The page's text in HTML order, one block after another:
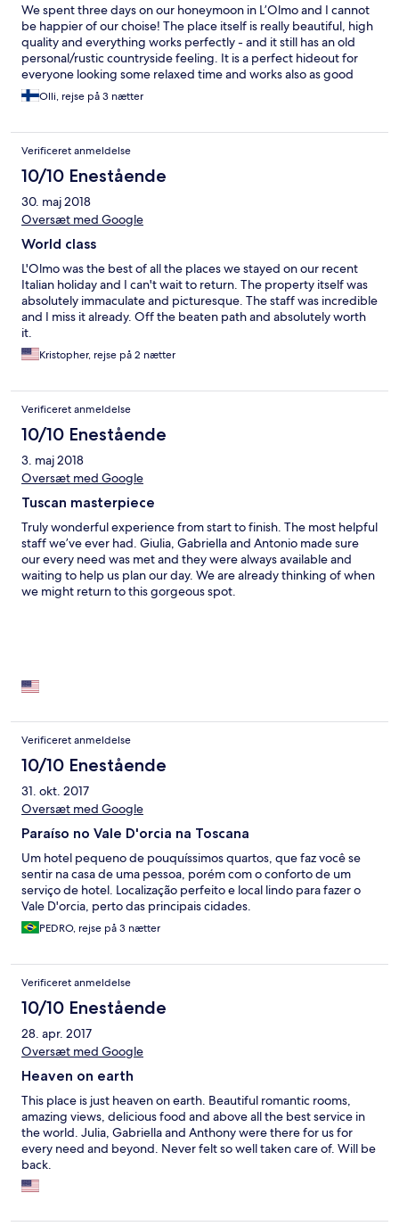
We spent three days on our honeymoon in L’Olmo and I cannot
be happier of our choise! The place itself is really beautiful, high
quality and everything works perfectly - and it still has an old
personal/rustic countryside feeling. It is a perfect hideout for
everyone looking some relaxed time and works also as good
base to visit other nearby places. L’Olmo’s pool has an amazing
view as a cherry on the top. All this with super nice staff makes
Olli, rejse på 3 nætter
Verificeret anmeldelse
10/10 Enestående
30. maj 2018
Oversæt med Google
World class
L'Olmo was the best of all the places we stayed on our recent
Italian holiday and I can't wait to return. The property itself was
absolutely immaculate and picturesque. The staff was incredible
and I miss it already. Off the beaten path and absolutely worth
it.
Kristopher, rejse på 2 nætter
Verificeret anmeldelse
10/10 Enestående
3. maj 2018
Oversæt med Google
Tuscan masterpiece
Truly wonderful experience from start to finish. The most helpful
staff we’ve ever had. Giulia, Gabriella and Antonio made sure
our every need was met and they were always available and
waiting to help us plan our day. We are already thinking of when
we might return to this gorgeous spot.
Verificeret anmeldelse
10/10 Enestående
31. okt. 2017
Oversæt med Google
Paraíso no Vale D'orcia na Toscana
Um hotel pequeno de pouquíssimos quartos, que faz você se
sentir na casa de uma pessoa, porém com o conforto de um
serviço de hotel. Localização perfeito e local lindo para fazer o
Vale D'orcia, perto das principais cidades.
PEDRO, rejse på 3 nætter
Verificeret anmeldelse
10/10 Enestående
28. apr. 2017
Oversæt med Google
Heaven on earth
This place is just heaven on earth. Beautiful romantic rooms,
amazing views, delicious food and above all the best service in
the world. Julia, Gabriella and Anthony were there for us for
every need and beyond. Never felt so well taken care of. Will be
back.